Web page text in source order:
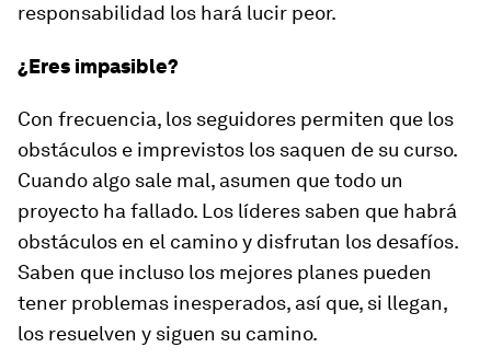
responsabilidad los hará lucir peor.
¿Eres impasible?
Con frecuencia, los seguidores permiten que los
obstáculos e imprevistos los saquen de su curso.
Cuando algo sale mal, asumen que todo un
proyecto ha fallado. Los líderes saben que habrá
obstáculos en el camino y disfrutan los desafíos.
Saben que incluso los mejores planes pueden
tener problemas inesperados, así que, si llegan,
los resuelven y siguen su camino.